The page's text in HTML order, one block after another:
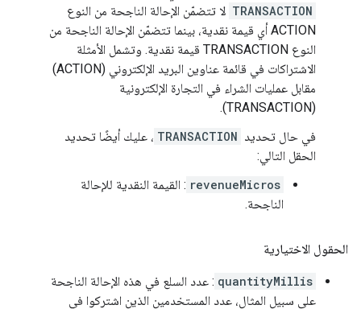
TRANSACTION لا تتضمّن الإحالة الناجحة من النوع
ACTION أي قيمة نقدية، بينما تتضمّن الإحالة الناجحة من
النوع TRANSACTION قيمة نقدية. وتشمل الأمثلة
الاشتراكات في قائمة عناوين البريد الإلكتروني (ACTION)
مقابل عمليات الشراء في التجارة الإلكترونية
(TRANSACTION).
في حال تحديد TRANSACTION ، عليك أيضًا تحديد
الحقل التالي:
revenueMicros : القيمة النقدية للإحالة
الناجحة.
الحقول الاختيارية
quantityMillis : عدد السلع في هذه الإحالة الناجحة
على سبيل المثال، عدد المستخدمين الذين اشتركوا في